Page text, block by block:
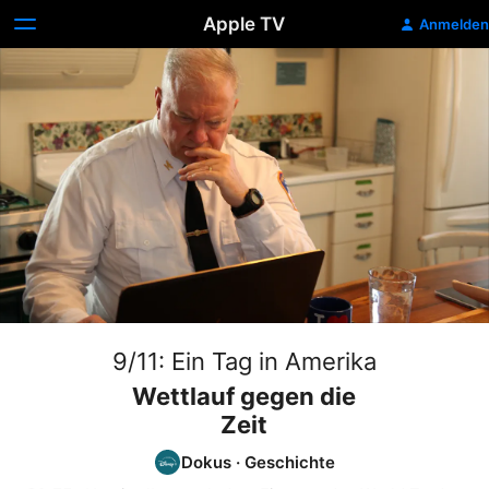
Apple TV Anmelden
9/11: Ein Tag in Amerika
Wettlauf gegen die
Zeit
Dokus · Geschichte